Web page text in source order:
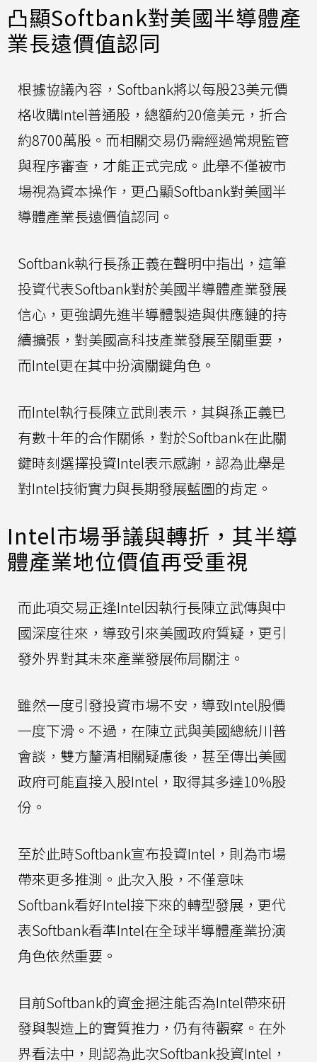
凸顯Softbank對美國半導體產
業長遠價值認同
根據協議內容，Softbank將以每股23美元價
格收購Intel普通股，總額約20億美元，折合
約8700萬股。而相關交易仍需經過常規監管
與程序審查，才能正式完成。此舉不僅被市
場視為資本操作，更凸顯Softbank對美國半
導體產業長遠價值認同。
Softbank執行長孫正義在聲明中指出，這筆
投資代表Softbank對於美國半導體產業發展
信心，更強調先進半導體製造與供應鏈的持
續擴張，對美國高科技產業發展至關重要，
而Intel更在其中扮演關鍵角色。
而Intel執行長陳立武則表示，其與孫正義已
有數十年的合作關係，對於Softbank在此關
鍵時刻選擇投資Intel表示感謝，認為此舉是
對Intel技術實力與長期發展藍圖的肯定。
Intel市場爭議與轉折，其半導
體產業地位價值再受重視
而此項交易正逢Intel因執行長陳立武傳與中
國深度往來，導致引來美國政府質疑，更引
發外界對其未來產業發展佈局關注。
雖然一度引發投資市場不安，導致Intel股價
一度下滑。不過，在陳立武與美國總統川普
會談，雙方釐清相關疑慮後，甚至傳出美國
政府可能直接入股Intel，取得其多達10%股
份。
至於此時Softbank宣布投資Intel，則為市場
帶來更多推測。此次入股，不僅意味
Softbank看好Intel接下來的轉型發展，更代
表Softbank看準Intel在全球半導體產業扮演
角色依然重要。
目前Softbank的資金挹注能否為Intel帶來研
發與製造上的實質推力，仍有待觀察。在外
界看法中，則認為此次Softbank投資Intel，